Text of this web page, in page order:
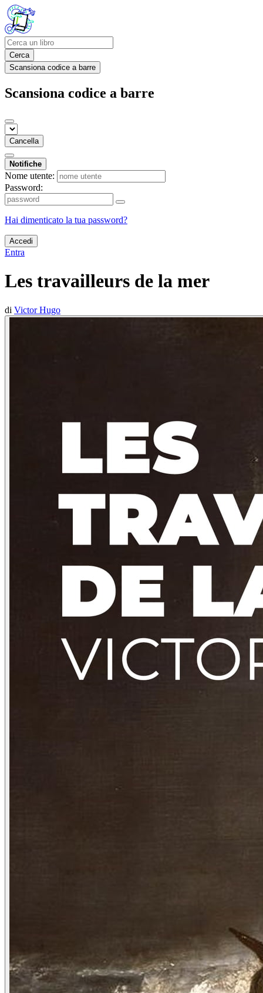
Cerca
Scansiona codice a barre
Scansiona codice a barre
Cancella
Notifiche
Nome utente:
Password:
Hai dimenticato la tua password?
Accedi
Entra
Les travailleurs de la mer
di Victor Hugo